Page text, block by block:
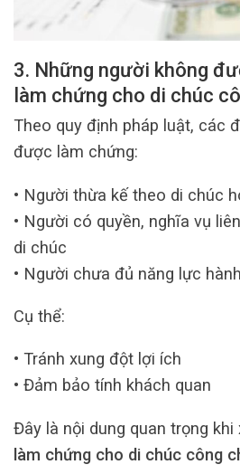
3. Những người không
làm chứng cho di chúc
Theo quy định pháp luật, các
được làm chứng:
• Người thừa kế theo di chúc
• Người có quyền, nghĩa vụ
di chúc
• Người chưa đủ năng lực
Cụ thể:
• Tránh xung đột lợi ích
• Đảm bảo tính khách quan
Đây là nội dung quan trọng khi
làm chứng cho di chúc công